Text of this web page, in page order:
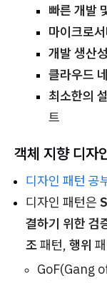
빠른 개발
마이크로
개발 생산
클라우드
최소한의
트
객체 지향 디자
디자인 패턴 공
디자인 패턴은
결하기 위한 검
조패턴, 행위
GoF(Gang